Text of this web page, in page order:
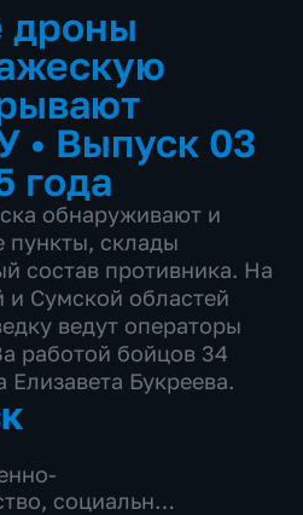
дроны
• Выпуск 03
года
обнаруживают и
склады
состав противника. На
и Сумской областей
ведут операторы
работой бойцов 34
Букреева.
, социально-